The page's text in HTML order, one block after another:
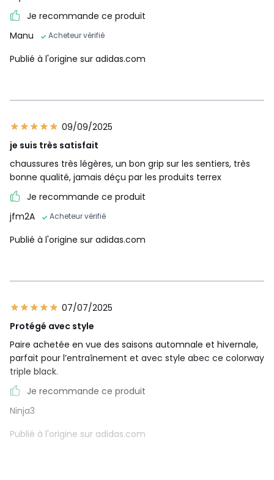
Je recommande ce produit
Manu
Acheteur vérifié
Publié à l'origine sur adidas.com
09/09/2025
je suis très satisfait
chaussures très légères, un bon grip sur les sentiers, très
bonne qualité, jamais déçu par les produits terrex
Je recommande ce produit
jfm2A
Acheteur vérifié
Publié à l'origine sur adidas.com
07/07/2025
Protégé avec style
Paire achetée en vue des saisons automnale et hivernale,
parfait pour l’entraînement et avec style abec ce colorway
triple black.
Je recommande ce produit
Ninja3
Publié à l'origine sur adidas.com